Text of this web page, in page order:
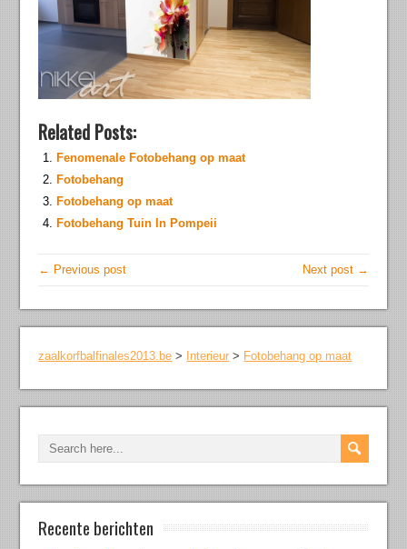
Related Posts:
Fenomenale Fotobehang op maat
Fotobehang
Fotobehang op maat
Fotobehang Tuin In Pompeii
← Previous post Next post →
zaalkorfbalfinales2013.be > Interieur > Fotobehang op maat
Recente berichten